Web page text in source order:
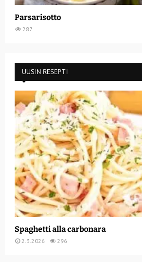
Parsarisotto
287
UUSIN RESEPTI
Spaghetti alla carbonara
2.3.2026 296